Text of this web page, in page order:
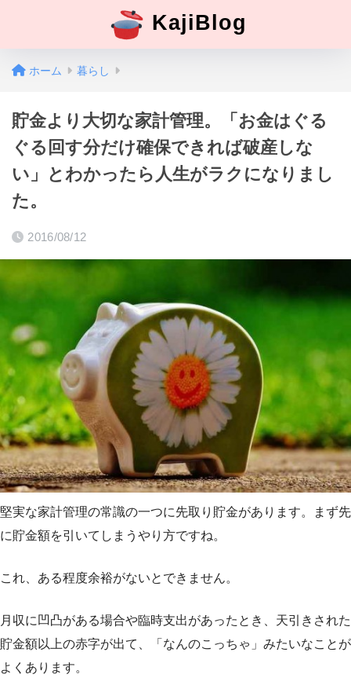
KajiBlog
ホーム 暮らし
貯金より大切な家計管理。「お金はぐる
ぐる回す分だけ確保できれば破産しな
い」とわかったら人生がラクになりまし
た。
2016/08/12
堅実な家計管理の常識の一つに先取り貯金があります。まず先
に貯金額を引いてしまうやり方ですね。
これ、ある程度余裕がないとできません。
月収に凹凸がある場合や臨時支出があったとき、天引きされた
貯金額以上の赤字が出て、「なんのこっちゃ」みたいなことが
よくあります。